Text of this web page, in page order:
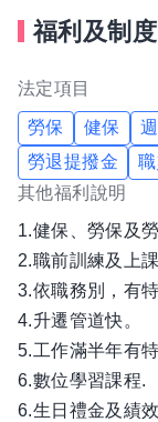
•行銷配合 配合
•物業顧問 空間
規格制定、設備
業支援、設備年
商需求提供顧問
•酒店式服務 配
務。
•物業服務 事務
福利及制度
法定項目
勞保 健保
勞退提撥金
其他福利說明
1.健保、勞保及勞
2.職前訓練及上課
3.依職務別，有
4.升遷管道快。
5.工作滿半年有特
6.數位學習課程.
6.生日禮金及績效